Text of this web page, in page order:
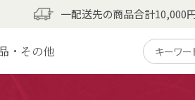
一配送先の商品合計10,000
・その他